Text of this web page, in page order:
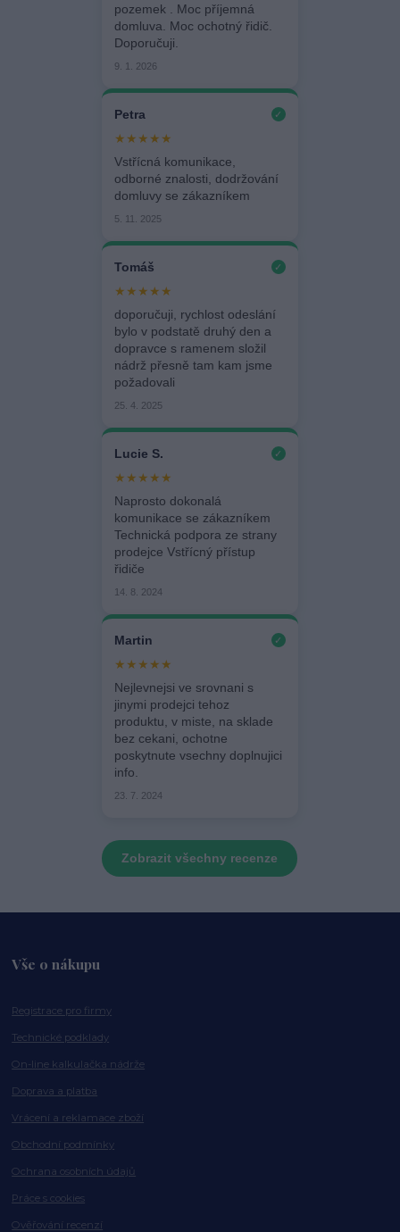
pozemek . Moc příjemná
domluva. Moc ochotný řidič.
Doporučuji.
9. 1. 2026
Petra ✓
★★★★★
Vstřícná komunikace,
odborné znalosti, dodržování
domluvy se zákazníkem
5. 11. 2025
Tomáš ✓
★★★★★
doporučuji, rychlost odeslání
bylo v podstatě druhý den a
dopravce s ramenem složil
nádrž přesně tam kam jsme
požadovali
25. 4. 2025
Lucie S. ✓
★★★★★
Naprosto dokonalá
komunikace se zákazníkem
Technická podpora ze strany
prodejce Vstřícný přístup
řidiče
14. 8. 2024
Martin ✓
★★★★★
Nejlevnejsi ve srovnani s
jinymi prodejci tehoz
produktu, v miste, na sklade
bez cekani, ochotne
poskytnute vsechny doplnujici
info.
23. 7. 2024
Zobrazit všechny recenze
Vše o nákupu
Registrace pro firmy
Technické podklady
On-line kalkulačka nádrže
Doprava a platba
Vrácení a reklamace zboží
Obchodní podmínky
Ochrana osobních údajů
Práce s cookies
Ověřování recenzí